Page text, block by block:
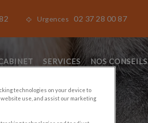
Urgences 02 37 28 00 87
SERVICES NOS CONSEILS
technologies on your device to
use, and assist our marketing